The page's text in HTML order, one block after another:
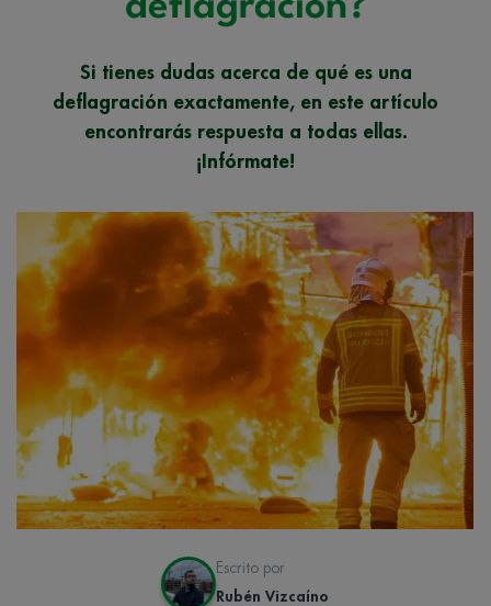
Si tienes dudas acerca de qué es una
deflagración exactamente, en este artículo
encontrarás respuesta a todas ellas.
¡Infórmate!
Escrito por
Rubén Vizcaíno